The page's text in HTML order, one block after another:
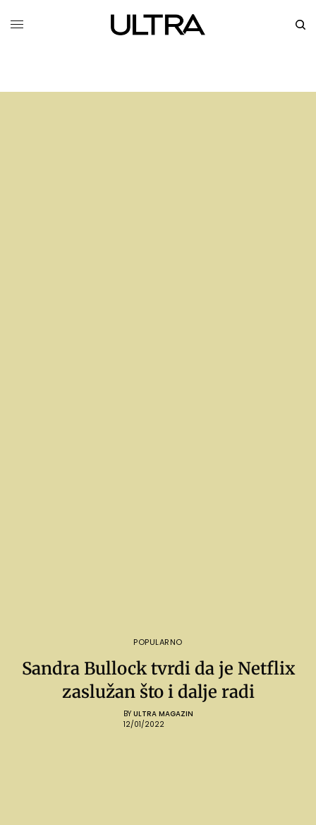
POPULARNO
Sandra Bullock tvrdi da je Netflix
zaslužan što i dalje radi
BY ULTRA MAGAZIN
12/01/2022